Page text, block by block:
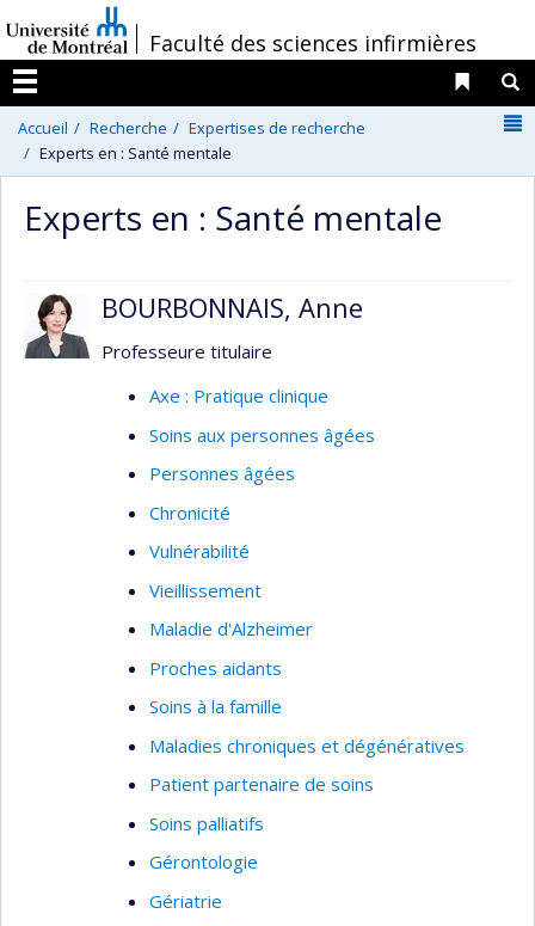
au
contenu
/Faculté des sciences infirmières
Menu
Liens
Accueil Recherche
Expertises de recherche
Experts en : Santé mentale
Experts en : Santé mentale
BOURBONNAIS, Anne
Professeure titulaire
Axe : Pratique clinique
Soins aux personnes âgées
Personnes âgées
Chronicité
Vulnérabilité
Vieillissement
Maladie d'Alzheimer
Proches aidants
Soins à la famille
Maladies chroniques et dégénératives
Patient partenaire de soins
Soins palliatifs
Gérontologie
Gériatrie